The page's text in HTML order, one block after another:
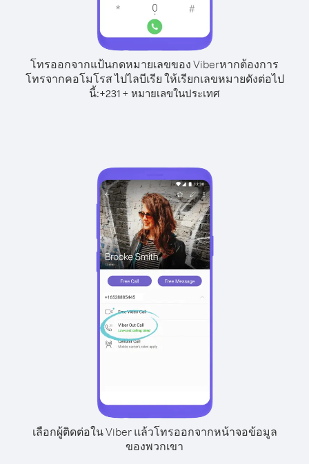
โทรออกจากแป้นกดหมายเลขของ Viberหากต้องการ
โทรจากคอโมโรส ไปไลบีเรีย ให้เรียกเลขหมายดังต่อไป
นี้:+231 + หมายเลขในประเทศ
เลือกผู้ติดต่อใน Viber แล้วโทรออกจากหน้าจอข้อมูล
ของพวกเขา